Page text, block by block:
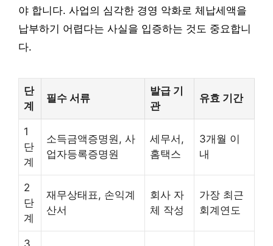
야 합니다. 사업의 심각한 경영 악화로 체납세액을
납부하기 어렵다는 사실을 입증하는 것도 중요합니
다.
단
계
필수 서류
발급 기
관
유효 기간
1
단
계
소득금액증명원, 사
업자등록증명원
세무서,
홈택스
3개월 이
내
2
단
계
재무상태표, 손익계
산서
회사 자
체 작성
가장 최근
회계연도